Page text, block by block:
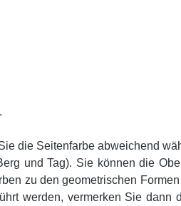
die Seitenfarbe abweichend
und Tag). Sie können die
zu den geometrischen
werden, vermerken Sie dann